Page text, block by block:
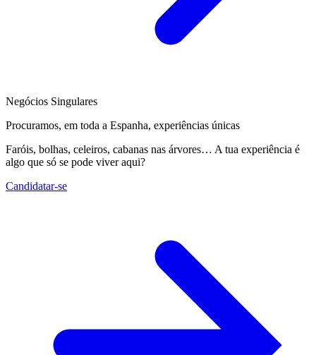
Negócios Singulares
Procuramos, em toda a Espanha, experiências únicas
Faróis, bolhas, celeiros, cabanas nas árvores… A tua experiência é
algo que só se pode viver aqui?
Candidatar-se